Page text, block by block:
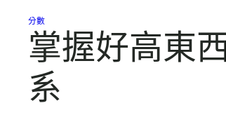
分數
掌握好高東
系